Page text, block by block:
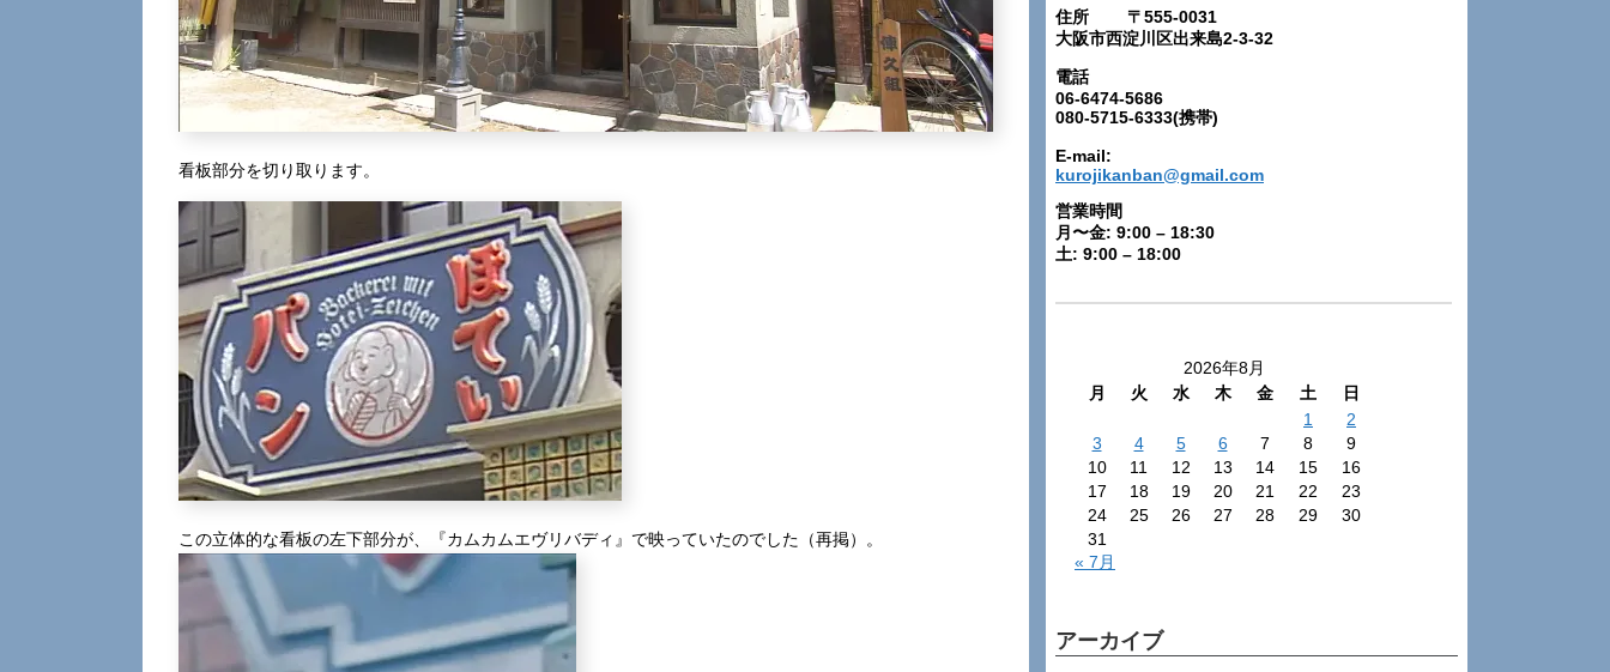
看板部分を切り取ります。
この立体的な看板の左下部分が、『カムカムエヴリバディ』で映っていたのでした（再掲）。
住所 〒555-0031
大阪市西淀川区出来島2-3-32
電話
06-6474-5686
080-5715-6333(携帯)
E-mail:
kurojikanban@gmail.com
営業時間
月〜金: 9:00 – 18:30
土: 9:00 – 18:00
2026年8月
月
火 水 木 金 土
日
1
2
3
4 5 6 7 8
9
10
11 12 13 14 15
16
17
18 19 20 21 22
23
24
25 26 27 28 29
30
31
« 7月
アーカイブ